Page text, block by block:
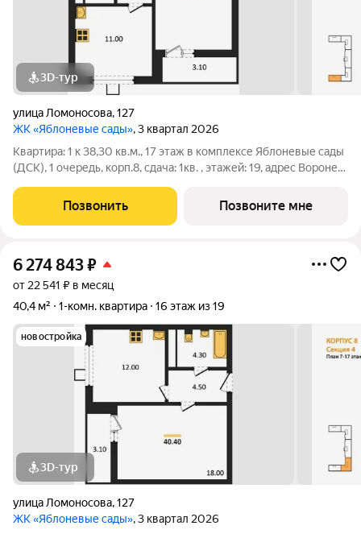
3D-тур
улица Ломоносова,127
ЖК «Яблоневые сады», 3 квартал 2026
Квартира: 1 к 38,30 кв.м., 17 этаж в комплексе Яблоневые сады
(ДСК), 1 очередь, корп.8, сдача: 1кв. , этажей: 19, адрес Воронеж
Позвонить Позвоните мне
6 274 843₽
от 22 541 ₽ в месяц
40,4 м²
1-комн. квартира 16 этаж из 19
новостройка
3D-тур
улица Ломоносова,127
ЖК «Яблоневые сады», 3 квартал 2026